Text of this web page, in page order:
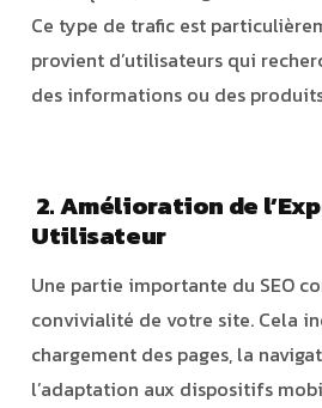
Ce type de trafic est
provient d’utilisateurs qui
des informations ou des
2. Amélioration de
Utilisateur
Une partie importante du SEO
convivialité de votre site. Cela
chargement des pages, la
l’adaptation aux dispositifs